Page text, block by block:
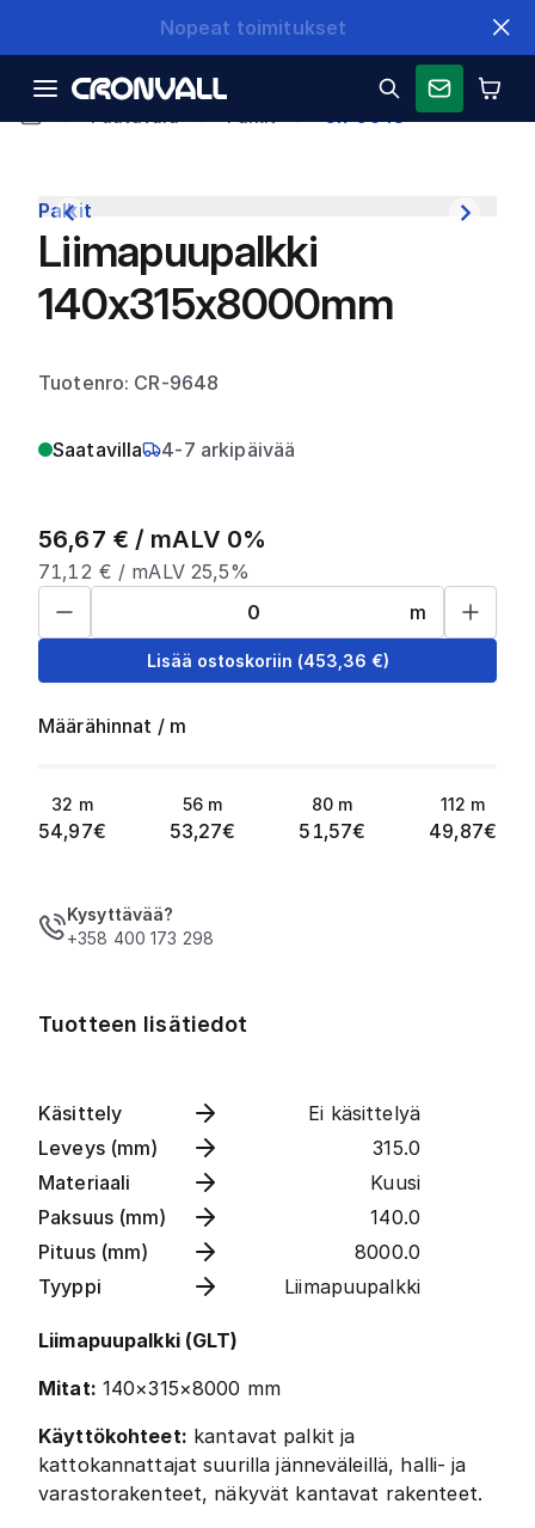
Nopeat toimitukset
Palkit
Liimapuupalkki
140x315x8000mm
Tuotenro: CR-9648
Saatavilla 4-7 arkipäivää
56,67 € / mALV 0%
71,12 € / mALV 25,5%
m
Lisää ostoskoriin (453,36 €)
Määrähinnat / m
32 m
54,97€
56 m
53,27€
80 m
51,57€
112 m
49,87€
Kysyttävää?
+358 400 173 298
Tuotteen lisätiedot
Käsittely
Ei käsittelyä
Leveys (mm)
315.0
Materiaali
Kuusi
Paksuus (mm)
140.0
Pituus (mm)
8000.0
Tyyppi
Liimapuupalkki
Liimapuupalkki (GLT)
Mitat: 140×315×8000 mm
Käyttökohteet: kantavat palkit ja
kattokannattajat suurilla jänneväleillä, halli- ja
varastorakenteet, näkyvät kantavat rakenteet.